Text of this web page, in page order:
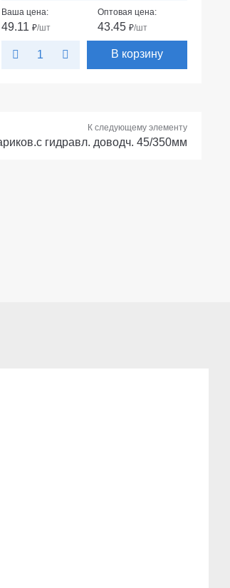
Ваша цена:
49.11 ₽/шт
Оптовая цена:
43.45₽/шт
В корзину
К следующему элементу
гидравл. доводч. 45/350мм